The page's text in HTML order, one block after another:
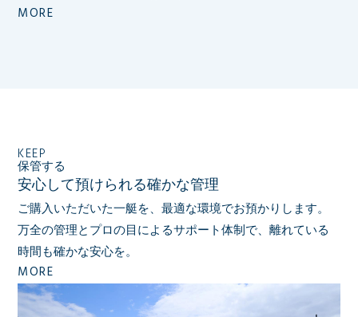
MORE
KEEP
保管する
安心して預けられる確かな管理
ご購入いただいた一艇を、最適な環境でお預かりします。
万全の管理とプロの目によるサポート体制で、離れている
時間も確かな安心を。
MORE